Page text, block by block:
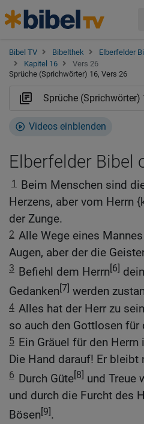
Bibel TV Bibelthek Elberfelder
Kapitel 16
Vers 26
Sprüche (Sprichwörter) 16, Vers 26
Videos einblenden
Elberfelder Bibel
1 Beim Menschen sind
Herzens, aber vom Herrn
der Zunge.
2 Alle Wege eines
Augen, aber der die
3 Befiehl dem Herrn[6]
Gedanken[7] werden
4 Alles hat der Herr zu
so auch den Gottlosen für
5 Ein Gräuel für den
Die Hand darauf! Er bleibt
6 Durch Güte[8] und Treue
und durch die Furcht des
Bösen[9].